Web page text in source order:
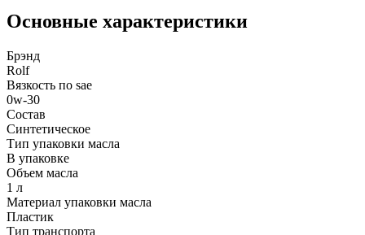
Основные характеристики
Брэнд
Rolf
Вязкость по sae
0w-30
Состав
Синтетическое
Тип упаковки масла
В упаковке
Объем масла
1 л
Материал упаковки масла
Пластик
Тип транспорта